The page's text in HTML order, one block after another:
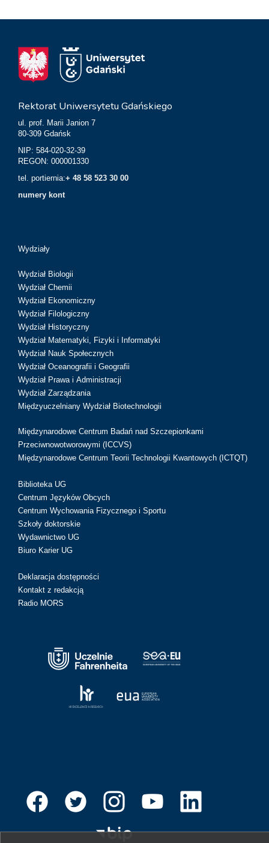
Rektorat Uniwersytetu Gdańskiego
ul. prof. Marii Janion 7
80-309 Gdańsk
NIP: 584-020-32-39
REGON: 000001330
tel. portiernia:+ 48 58 523 30 00
numery kont
Wydziały
Wydział Biologii
Wydział Chemii
Wydział Ekonomiczny
Wydział Filologiczny
Wydział Historyczny
Wydział Matematyki, Fizyki i Informatyki
Wydział Nauk Społecznych
Wydział Oceanografii i Geografii
Wydział Prawa i Administracji
Wydział Zarządzania
Międzyuczelniany Wydział Biotechnologii
Międzynarodowe Centrum Badań nad Szczepionkami
Przeciwnowotworowymi (ICCVS)
Międzynarodowe Centrum Teorii Technologii Kwantowych (ICTQT)
Biblioteka UG
Centrum Języków Obcych
Centrum Wychowania Fizycznego i Sportu
Szkoły doktorskie
Wydawnictwo UG
Biuro Karier UG
Deklaracja dostępności
Kontakt z redakcją
Radio MORS